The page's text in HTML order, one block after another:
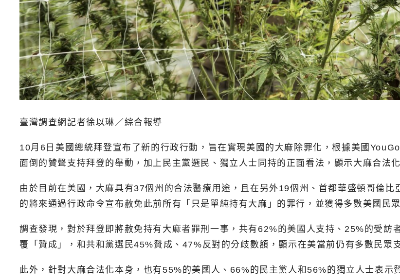
臺灣調查網記者徐以琳／綜合報導
10月6日美國總統拜登宣布了新的行政行動，旨在實現美國的大麻除罪化，根據美國
面倒的贊聲支持拜登的舉動，加上民主黨選民、獨立人士同持的正面看法，顯示大麻合法
由於目前在美國，大麻具有37個州的合法醫療用途，且在另外19個州、首都華盛頓哥倫
的將來通過行政命令宣布赦免此前所有「只是單純持有大麻」的罪行，並獲得多數美國民
調查發現，對於拜登即將赦免持有大麻者罪刑一事，共有62%的美國人支持、25%的受訪
覆「贊成」，和共和黨選民45%贊成、47%反對的分歧數額，顯示在美當前仍有多數民眾
此外，針對大麻合法化本身，也有55%的美國人、66%的民主黨人和56%的獨立人士表